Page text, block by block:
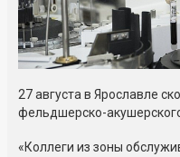
27 августа в Ярославле
фельдшерско-
«Коллеги из зоны